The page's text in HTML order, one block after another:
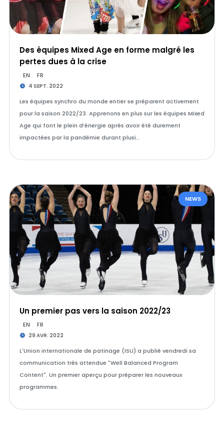
Des équipes Mixed Age en forme malgré les
pertes dues à la crise
EN FR
4 SEPT. 2022
Les équipes synchro du monde entier se préparent activement
pour la saison 2022/23. Apprenons en plus sur les équipes Mixed
Age qui font le plein d’énergie après avoir été durement
impactées par la pandémie durant plusi…
NEWS
Un premier pas vers la saison 2022/23
EN FR
29 AVR. 2022
L'Union internationale de patinage (ISU) a publié vendredi sa
communication très attendue "Well Balanced Program
Content". Un premier aperçu pour préparer les nouveaux
programmes.